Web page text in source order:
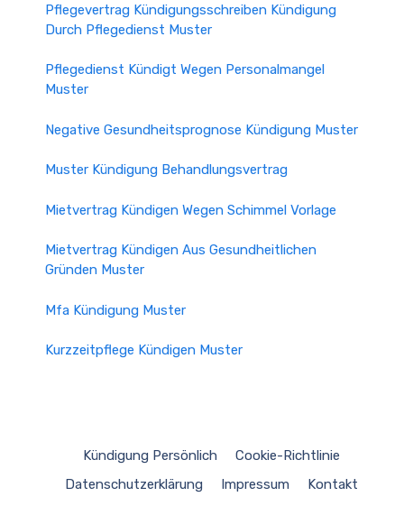
Pflegevertrag Kündigungsschreiben Kündigung
Durch Pflegedienst Muster
Pflegedienst Kündigt Wegen Personalmangel
Muster
Negative Gesundheitsprognose Kündigung Muster
Muster Kündigung Behandlungsvertrag
Mietvertrag Kündigen Wegen Schimmel Vorlage
Mietvertrag Kündigen Aus Gesundheitlichen
Gründen Muster
Mfa Kündigung Muster
Kurzzeitpflege Kündigen Muster
Kündigung Persönlich
Cookie-Richtlinie
Datenschutzerklärung
Impressum Kontakt